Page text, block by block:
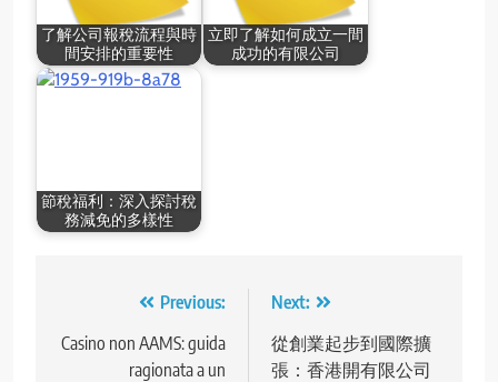
了解公司報稅流程與時
間安排的重要性
立即了解如何成立一間
成功的有限公司
節稅福利：深入探討稅
務減免的多樣性
navigation
Previous:
Casino non AAMS: guida
ragionata a un
Next:
從創業起步到國際擴
張：香港開有限公司